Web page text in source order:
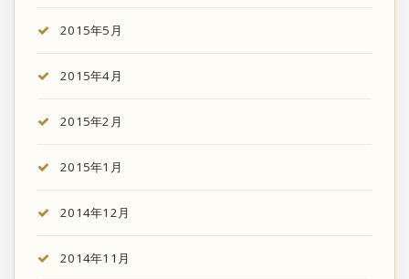
2015年5月
2015年4月
2015年2月
2015年1月
2014年12月
2014年11月